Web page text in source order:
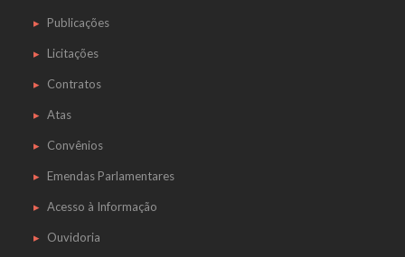
Publicações
Licitações
Contratos
Atas
Convênios
Emendas Parlamentares
Acesso à Informação
Ouvidoria